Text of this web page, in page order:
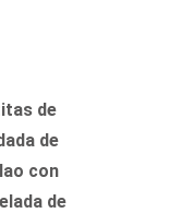
de
de
con
de